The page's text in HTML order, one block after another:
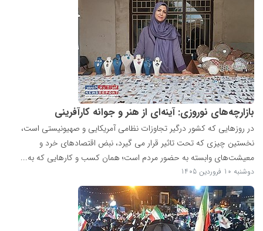
بازارچه‌های نوروزی: آینه‌ای از هنر و جوانه کارآفرینی
در روزهایی که کشور درگیر تجاوزات نظامی آمریکایی و صهیونیستی است،
نخستین چیزی که تحت تاثیر قرار می گیرد، نبض اقتصادهای خرد و
معیشت‌های وابسته به حضور مردم است؛ همان کسب و کارهایی که به...
دوشنبه 10 فروردین 1405